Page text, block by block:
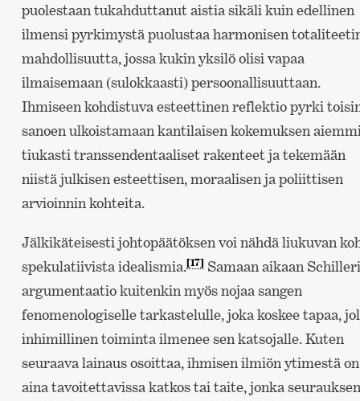
puolestaan tukahduttanut aistia sikäli kuin edellinen
ilmensi pyrkimystä puolustaa harmonisen
mahdollisuutta, jossa kukin yksilö olisi vapaa
ilmaisemaan (sulokkaasti) persoonallisuuttaan.
Ihmiseen kohdistuva esteettinen reflektio pyrki
sanoen ulkoistamaan kantilaisen kokemuksen
tiukasti transsendentaaliset rakenteet ja tekemään
niistä julkisen esteettisen, moraalisen ja poliittisen
arvioinnin kohteita.
Jälkikäteisesti johtopäätöksen voi nähdä liukuvan
spekulatiivista idealismia.[17]Samaan aikaan
argumentaatio kuitenkin myös nojaa sangen
fenomenologiselle tarkastelulle, joka koskee tapaa,
inhimillinen toiminta ilmenee sen katsojalle. Kuten
seuraava lainaus osoittaa, ihmisen ilmiön ytimestä on
aina tavoitettavissa katkos tai taite, jonka